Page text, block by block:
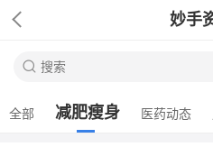
妙手
全部 减肥瘦身 医药动态